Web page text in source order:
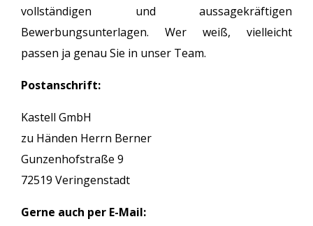
vollständigen und aussagekräftigen
Bewerbungsunterlagen. Wer weiß, vielleicht
passen ja genau Sie in unser Team.
Postanschrift:
Kastell GmbH
zu Händen Herrn Berner
Gunzenhofstraße 9
72519 Veringenstadt
Gerne auch per E-Mail: